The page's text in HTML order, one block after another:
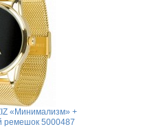
«Минимализм» +
ремешок 5000487